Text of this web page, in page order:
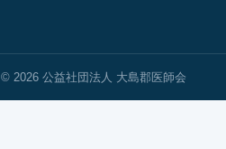
© 2026 公益社団法人 大島郡医師会